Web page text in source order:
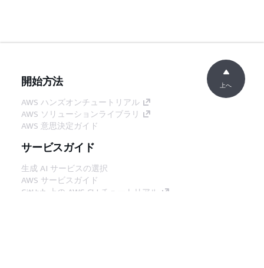
開始方法
AWS ハンズオンチュートリアル
AWS ソリューションライブラリ
AWS 意思決定ガイド
サービスガイド
生成 AI サービスの選択
AWS サービスガイド
GitHub 上の AWS CLI チュートリアル
上へ